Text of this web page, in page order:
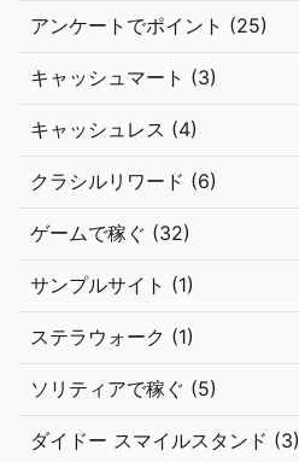
アンケートでポイント (25)
キャッシュマート (3)
キャッシュレス (4)
クラシルリワード (6)
ゲームで稼ぐ (32)
サンプルサイト (1)
ステラウォーク (1)
ソリティアで稼ぐ (5)
ダイドー スマイルスタンド (3)